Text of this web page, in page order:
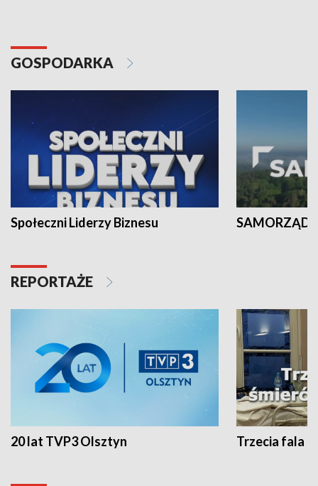
GOSPODARKA
Społeczni Liderzy Biznesu SAMORZĄD
REPORTAŻE
20 lat TVP3 Olsztyn Trzecia fala -